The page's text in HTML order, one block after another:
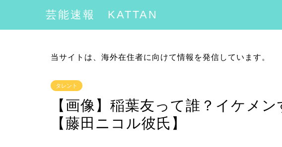
芸能速報 KATTAN
当サイトは、海外在住者に向けて情報を発信しています。
タレント
【画像】稲葉友って誰？イケメン
【藤田ニコル彼氏】